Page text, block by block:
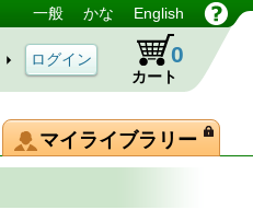
一般 かな English
カート
0
マイライブラリー